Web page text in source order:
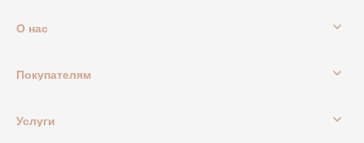
О нас
Покупателям
Услуги